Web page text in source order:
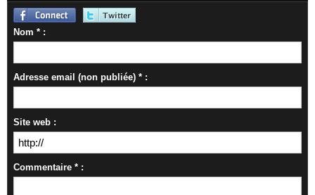
Nom * :
Adresse email (non publiée) * :
Site web :
Commentaire * :